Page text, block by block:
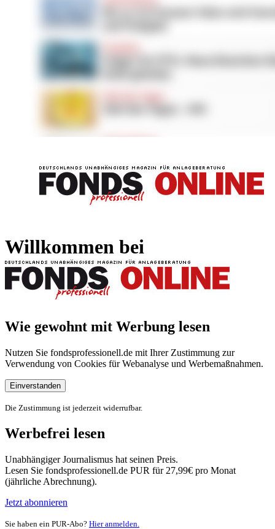
Willkommen bei
Wie gewohnt mit Werbung lesen
Nutzen Sie fondsprofessionell.de mit Ihrer Zustimmung zur
Verwendung von Cookies für Webanalyse und Werbemaßnahmen.
Einverstanden
Die Zustimmung ist jederzeit widerrufbar.
Werbefrei lesen
Unabhängiger Journalismus hat seinen Preis.
Lesen Sie fondsprofessionell.de PUR für 27,99€ pro Monat
(jährliche Abrechnung).
Jetzt abonnieren
Sie haben ein PUR-Abo? Hier anmelden.